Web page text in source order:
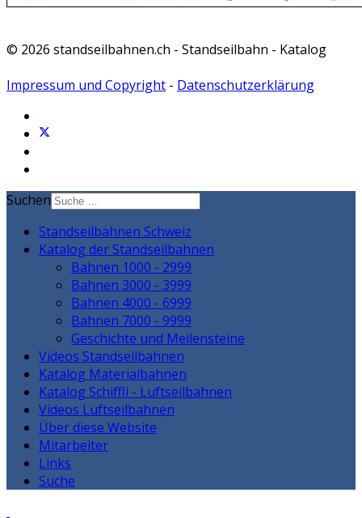
© 2026 standseilbahnen.ch - Standseilbahn - Katalog
Impressum und Copyright - Datenschutzerklärung
Suchen
Standseilbahnen Schweiz
Katalog der Standseilbahnen
Bahnen 1000 - 2999
Bahnen 3000 - 3999
Bahnen 4000 - 6999
Bahnen 7000 - 9999
Geschichte und Meilensteine
Videos Standseilbahnen
Katalog Materialbahnen
Katalog Schiffli - Luftseilbahnen
Videos Luftseilbahnen
Über diese Website
Mitarbeiter
Links
Suche